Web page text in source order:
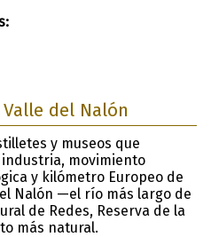
del Nalón
y museos que
movimiento
y kilómetro Europeo de
Nalón —el río más largo de
de Redes, Reserva de la
más natural.